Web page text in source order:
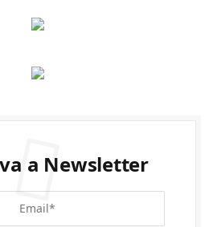
a Newsletter